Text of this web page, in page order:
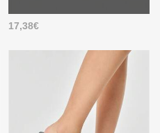
17,38€